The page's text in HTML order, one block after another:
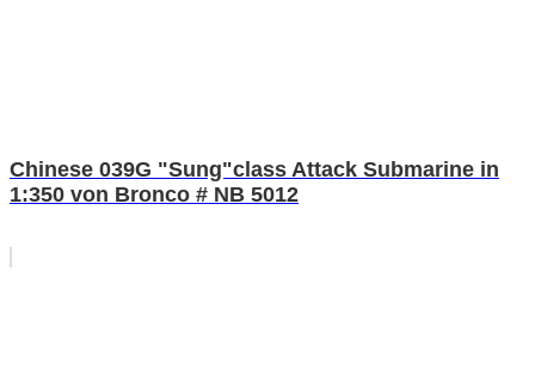
Chinese 039G "Sung"class Attack Submarine in
1:350 von Bronco # NB 5012